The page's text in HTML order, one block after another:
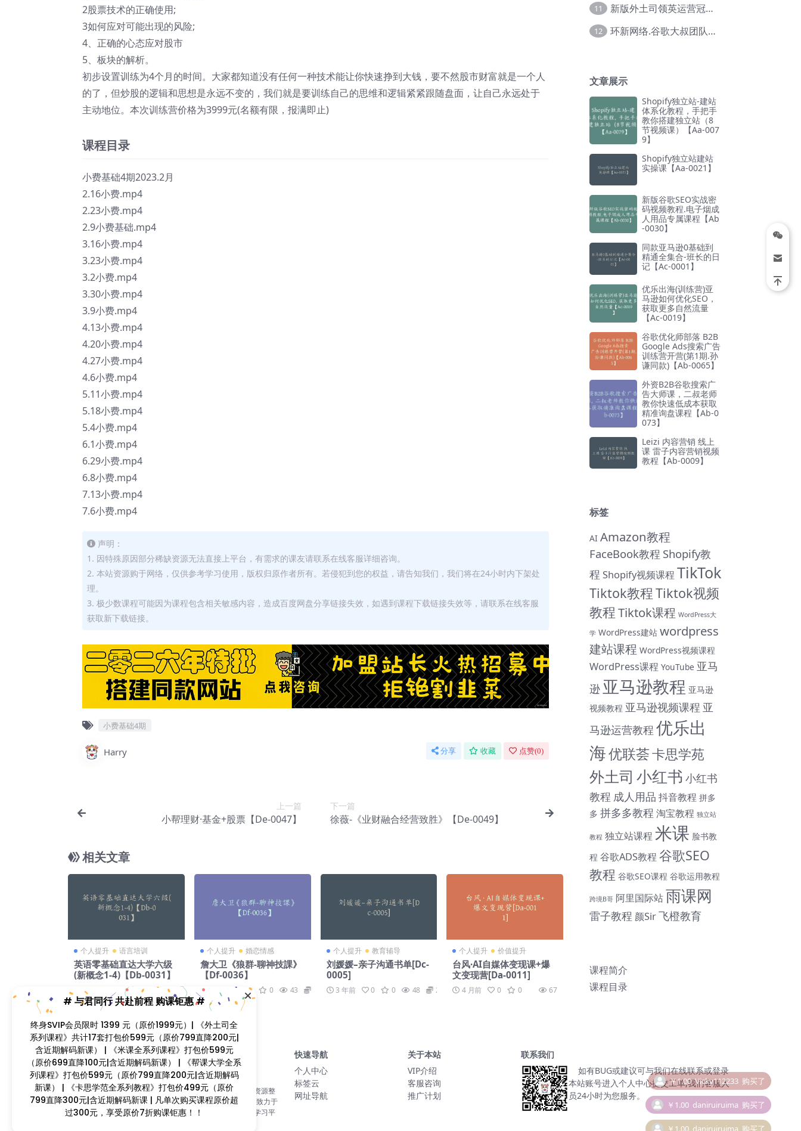
2股票技术的正确使用;
3如何应对可能出现的风险;
4、正确的心态应对股市
5、板块的解析。
初步设置训练为4个月的时间。大家都知道没有任何一种技术能让你快速挣到大钱，要不然股市财富就是一个人
的了，但炒股的逻辑和思想是永远不变的，我们就是要训练自己的思维和逻辑紧紧跟随盘面，让自己永远处于
主动地位。本次训练营价格为3999元(名额有限，报满即止)
课程目录
小费基础4期2023.2月
2.16小费.mp4
2.23小费.mp4
2.9小费基础.mp4
3.16小费.mp4
3.23小费.mp4
3.2小费.mp4
3.30小费.mp4
3.9小费.mp4
4.13小费.mp4
4.20小费.mp4
4.27小费.mp4
4.6小费.mp4
5.11小费.mp4
5.18小费.mp4
5.4小费.mp4
6.1小费.mp4
6.29小费.mp4
6.8小费.mp4
7.13小费.mp4
7.6小费.mp4
声明：
1. 因特殊原因部分稀缺资源无法直接上平台，有需求的课友请联系在线客服详细咨询。
2. 本站资源购于网络，仅供参考学习使用，版权归原作者所有。若侵犯到您的权益，请告知我们，我们将在24小时内下架处
理。
3. 极少数课程可能因为课程包含相关敏感内容，造成百度网盘分享链接失效，如遇到课程下载链接失效等，请联系在线客服
获取新下载链接。
小费基础4期
Harry 分享 收藏 点赞(0)
上一篇
小帮理财·基金+股票【De-0047】
下一篇
徐薇-《业财融合经营致胜》【De-0049】
相关文章
个人提升 语言培训
英语零基础直达大学六级
(新概念1-4)【Db-0031】
4 周前 0 106
个人提升 婚恋情感
詹大卫《狼群-聊神技課》
【Df-0036】
10 月前 0 0 43
个人提升 教育辅导
刘媛媛–亲子沟通书单[Dc-
0005]
3 年前 0 0 48 29
个人提升 价值提升
台风·AI自媒体变现课+爆
文变现营[Da-0011]
4 月前 0 0 67
11 新版外土司领英运营冠军【Ag-0047】
12 环新网络.谷歌大叔团队谷歌SEO实战教程【Ab-0024】
文章展示
Shopify独立站-建站
体系化教程，手把手
教你搭建独立站（8
节视频课）【Aa-007
9】
Shopify独立站建站
实操课【Aa-0021】
新版谷歌SEO实战密
码视频教程.电子烟成
人用品专属课程【Ab
-0030】
同款亚马逊0基础到
精通全集合-班长的日
记【Ac-0001】
优乐出海(训练营)亚
马逊如何优化SEO，
获取更多自然流量
【Ac-0019】
谷歌优化师部落 B2B
Google Ads搜索广告
训练营开营(第1期.孙
谦同款)【Ab-0065】
外资B2B谷歌搜索广
告大师课，二叔老师
教你快速低成本获取
精准询盘课程【Ab-0
073】
Leizi 内容营销 线上
课 雷子内容营销视频
教程【Ab-0009】
标签
AI Amazon教程
FaceBook教程 Shopify教
程 Shopify视频课程 TikTok
Tiktok教程Tiktok视频
教程Tiktok课程 WordPress大
学 WordPress建站 wordpress
建站课程 WordPress视频课程
WordPress课程 YouTube 亚马
逊 亚马逊教程 亚马逊
视频教程 亚马逊视频课程 亚
马逊运营教程 优乐出
海优联荟卡思学苑
外土司 小红书 小红书
教程 成人用品 抖音教程 拼多
多 拼多多教程 淘宝教程 独立站
教程 独立站课程 米课 脸书教
程 谷歌ADS教程 谷歌SEO
教程 谷歌SEO课程 谷歌运用教程
跨境B哥 阿里国际站雨课网
雷子教程 颜Sir飞橙教育
课程简介
课程目录
找课程网（www.zhaokecheng.vip）是国内首家视频课程资源整
合平台，自2015年开设以来，历经九年风雨历程；本站长期致力于
为广大的学习爱好者提供优质的视频课程资源，打造一站式学习平
快速导航
个人中心
标签云
网址导航
关于本站
VIP介绍
客服咨询
推广计划
联系我们
如有BUG或建议可与我们在线联系或登录
本站账号进入个人中心提交工单;我们客服人
员24小时为您服务。
# 与君同行 共赴前程 购课钜惠 #
终身SVIP会员限时 1399 元（原价1999元）| 《外土司全
系列课程》共计17套打包价599元（原价799直降200元|
含近期解码新课） | 《米课全系列课程》打包价599元
（原价699直降100元|含近期解码新课） | 《帮课大学全系
列课程》打包价599元（原价799直降200元|含近期解码
新课） | 《卡思学范全系列教程》打包价499元（原价
799直降300元|含近期解码新课 | 凡单次购买课程原价超
过300元，享受原价7折购课钜惠！！
￥1.00 daniruiruima 购买了
￥1.00 daniruiruima 购买了